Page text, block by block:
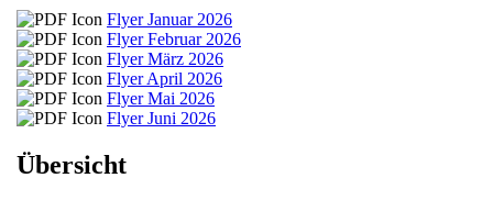
Flyer Januar 2026
Flyer Februar 2026
Flyer März 2026
Flyer April 2026
Flyer Mai 2026
Flyer Juni 2026
Übersicht